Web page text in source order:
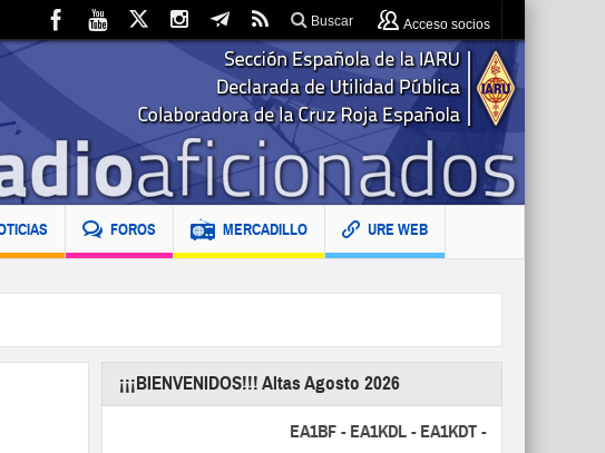
Buscar Acceso socios
FOROS MERCADILLO URE WEB
¡¡¡BIENVENIDOS!!! Altas Agosto 2026
EA1BF - EA1KDL - EA1KDT - EA2FBJ - EA2FJU